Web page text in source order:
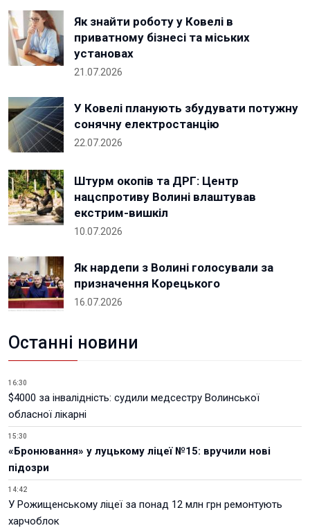
Як знайти роботу у Ковелі в
приватному бізнесі та міських
установах
21.07.2026
У Ковелі планують збудувати потужну
сонячну електростанцію
22.07.2026
Штурм окопів та ДРГ: Центр
нацспротиву Волині влаштував
екстрим-вишкіл
10.07.2026
Як нардепи з Волині голосували за
призначення Корецького
16.07.2026
Останні новини
16:30
$4000 за інвалідність: судили медсестру Волинської
обласної лікарні
15:30
«Бронювання» у луцькому ліцеї №15: вручили нові
підозри
14:42
У Рожищенському ліцеї за понад 12 млн грн ремонтують
харчоблок